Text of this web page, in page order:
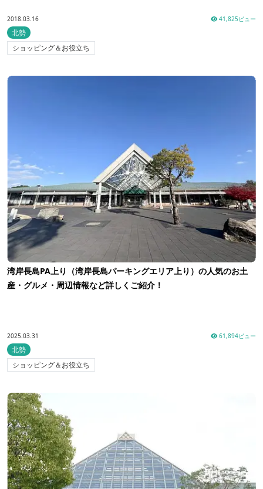
2018.03.16 41,825ビュー
北勢
ショッピング＆お役立ち
湾岸長島PA上り（湾岸長島パーキングエリア上り）の人気のお土
産・グルメ・周辺情報など詳しくご紹介！
2025.03.31 61,894ビュー
北勢
ショッピング＆お役立ち